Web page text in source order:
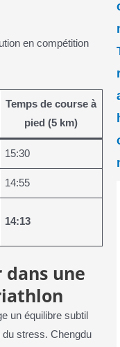
en compétition
Temps de course à
pied (5 km)
15:30
14:55
14:13
dans une
un équilibre subtil
stress. Chengdu